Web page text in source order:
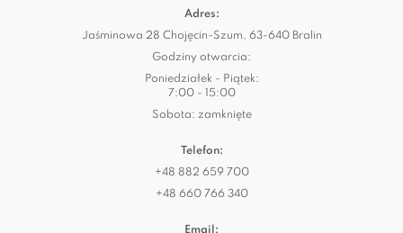
Adres:
Jaśminowa 28 Chojęcin-Szum, 63-640 Bralin
Godziny otwarcia:
Poniedziałek - Piątek:
7:00 - 15:00
Sobota: zamknięte
Telefon:
+48 882 659 700
+48 660 766 340
Email: